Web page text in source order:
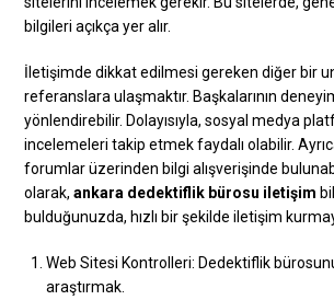
bilgileri açıkça yer alır.
İletişimde dikkat edilmesi gereken diğer bir
referanslara ulaşmaktır. Başkalarının
yönlendirebilir. Dolayısıyla, sosyal medya
incelemeleri takip etmek faydalı olabilir.
forumlar üzerinden bilgi alışverişinde
olarak,ankara dedektiflik bürosu iletişim
bulduğunuzda, hızlı bir şekilde iletişim
Web Sitesi Kontrolleri: Dedektiflik
araştırmak.